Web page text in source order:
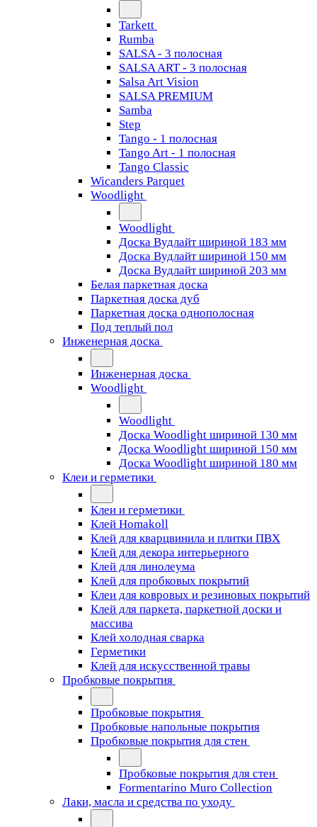
Tarkett
Rumba
SALSA - 3 полосная
SALSA ART - 3 полосная
Salsa Art Vision
SALSA PREMIUM
Samba
Step
Tango - 1 полосная
Tango Art - 1 полосная
Tango Classiс
Wicanders Parquet
Woodlight
Woodlight
Доска Вудлайт шириной 183 мм
Доска Вудлайт шириной 150 мм
Доска Вудлайт шириной 203 мм
Белая паркетная доска
Паркетная доска дуб
Паркетная доска однополосная
Под теплый пол
Инженерная доска
Инженерная доска
Woodlight
Woodlight
Доска Woodlight шириной 130 мм
Доска Woodlight шириной 150 мм
Доска Woodlight шириной 180 мм
Клеи и герметики
Клеи и герметики
Клей Homakoll
Клей для кварцвинила и плитки ПВХ
Клей для декора интерьерного
Клей для линолеума
Клей для пробковых покрытий
Клеи для ковровых и резиновых покрытий
Клей для паркета, паркетной доски и
массива
Клей холодная сварка
Герметики
Клей для искусственной травы
Пробковые покрытия
Пробковые покрытия
Пробковые напольные покрытия
Пробковые покрытия для стен
Пробковые покрытия для стен
Formentarino Muro Collection
Лаки, масла и средства по уходу